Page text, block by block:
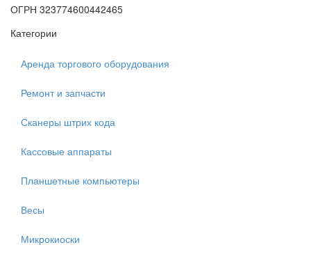
ОГРН 323774600442465
Категории
Аренда торгового оборудования
Ремонт и запчасти
Сканеры штрих кода
Кассовые аппараты
Планшетные компьютеры
Весы
Микрокиоски